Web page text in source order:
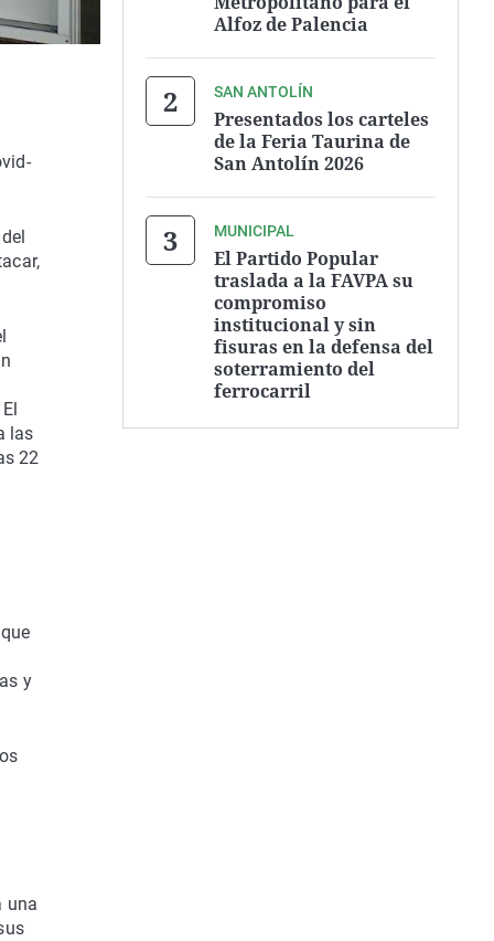
las
22
y
una
Alfoz de Palencia
SAN ANTOLÍN
Presentados los carteles
de la Feria Taurina de
San Antolín 2026
MUNICIPAL
El Partido Popular
traslada a la FAVPA su
compromiso
institucional y sin
fisuras en la defensa del
soterramiento del
ferrocarril